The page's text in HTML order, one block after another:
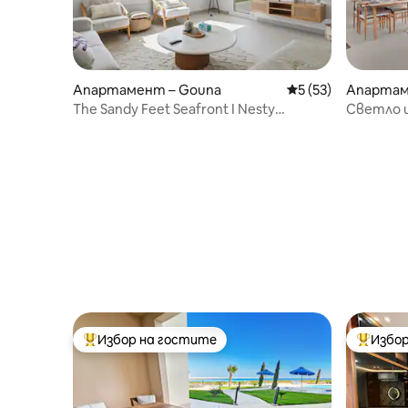
Апартамент – Gouna Средна оценка: 5
5 (53)
The Sandy Feet Seafront I Nesty
Светло
Най-популярен избор на гостите
Избор на гостите Най-